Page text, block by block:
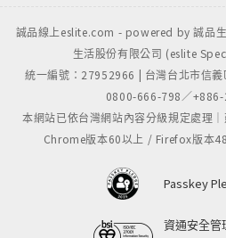
誠品線上eslite.com - powered by 誠品
生活股份有限公司 (eslite
統一編號：27952966 | 台灣台北市信義
0800-666-798／
本網站已依台灣網站內容分級規定處理
Chrome版本60以上 / Firefox版本
Passkey
資通安全管